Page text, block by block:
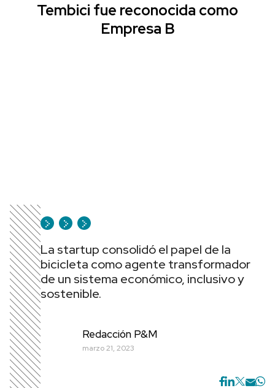
Tembici fue reconocida como
Empresa B
La startup consolidó el papel de la
bicicleta como agente transformador
de un sistema económico, inclusivo y
sostenible.
Redacción P&M
marzo 21, 2023